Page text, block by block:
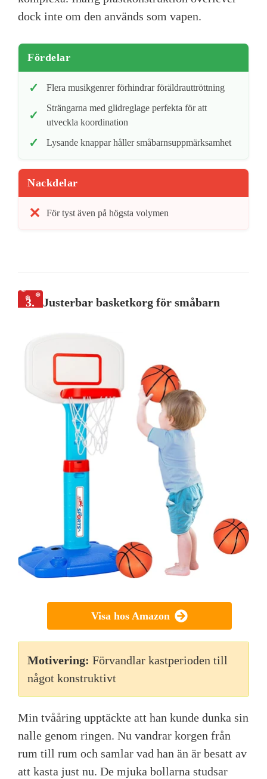
dock inte om den används som vapen.
Fördelar
Flera musikgenrer förhindrar föräldrauttröttning
Strängarna med glidreglage perfekta för att
utveckla koordination
Lysande knappar håller småbarnsuppmärksamhet
Nackdelar
För tyst även på högsta volymen
3. Justerbar basketkorg för småbarn
Visa hos Amazon
Motivering: Förvandlar kastperioden till
något konstruktivt
Min tvååring upptäckte att han kunde dunka sin
nalle genom ringen. Nu vandrar korgen från
rum till rum och samlar vad han än är besatt av
att kasta just nu. De mjuka bollarna studsar